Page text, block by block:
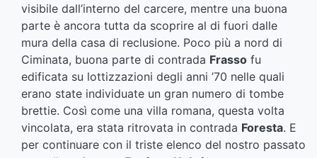
visibile dall’interno del carcere, mentre una buona
parte è ancora tutta da scoprire al di fuori dalle
mura della casa di reclusione. Poco più a nord di
Ciminata, buona parte di contrada Frasso fu
edificata su lottizzazioni degli anni ’70 nelle quali
erano state individuate un gran numero di tombe
brettie. Così come una villa romana, questa volta
vincolata, era stata ritrovata in contrada Foresta. E
per continuare con il triste elenco del nostro passato